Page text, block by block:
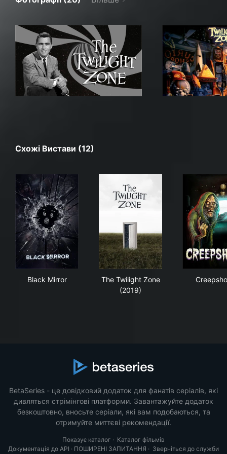
Схожі Вистави (12)
Black Mirror
The Twilight Zone
(2019)
BetaSeries - це довідковий додаток для фанатів серіалів, які
дивляться стрімінгові платформи. Завантажуйте додаток
безкоштовно, вносьте серіали, які вам подобаються, та
отримуйте миттєві рекомендації.
Показує каталог · Каталог фільмів
Документація до API · ПОШИРЕНІ ЗАПИТАННЯ · Зверніться до служби